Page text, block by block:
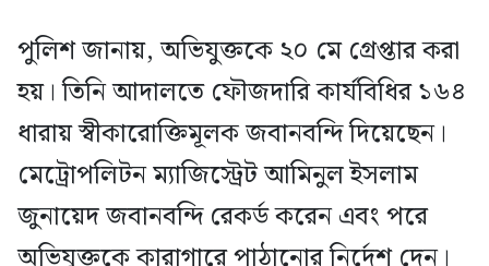
পুলিশ জানায়, অভিযুক্তকে ২০ মে গ্রেপ্তার করা
হয়। তিনি আদালতে ফৌজদারি কার্যবিধির ১৬৪
ধারায় স্বীকারোক্তিমূলক জবানবন্দি দিয়েছেন।
মেট্রোপলিটন ম্যাজিস্ট্রেট আমিনুল ইসলাম
জুনায়েদ জবানবন্দি রেকর্ড করেন এবং পরে